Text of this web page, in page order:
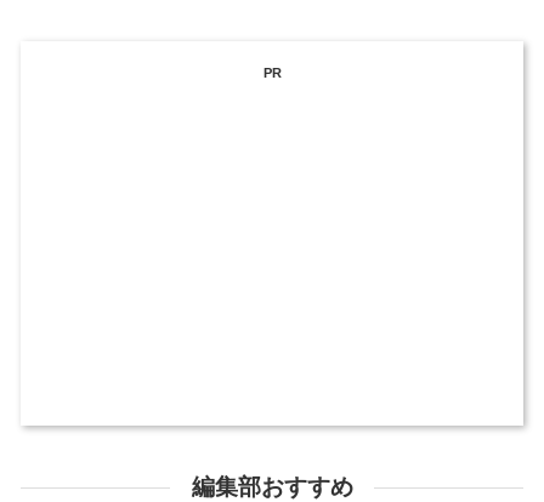
PR
編集部おすすめ